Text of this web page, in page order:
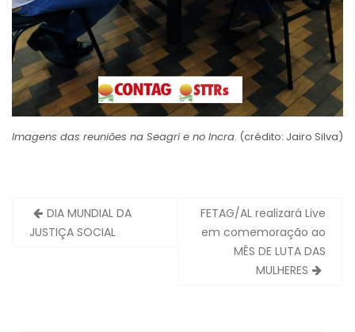
Imagens das reuniões na Seagri e no Incra. (crédito: Jairo Silva)
Navegação
de
DIA MUNDIAL DA
JUSTIÇA SOCIAL
FETAG/AL realizará Live
em comemoração ao
MÊS DE LUTA DAS
MULHERES